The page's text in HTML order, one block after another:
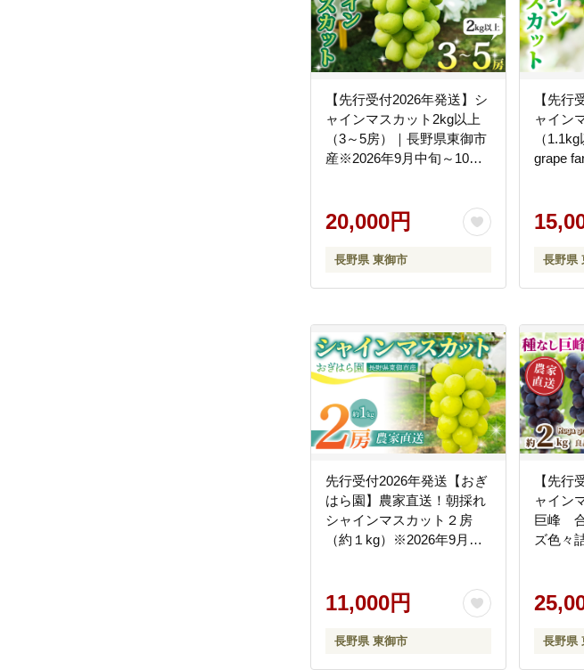
【先行受付2026年発送】シ
ャインマスカット2kg以上
（3～5房）｜長野県東御市
産※2026年9月中旬～10月
20,000円
長野県 東御市
【先行
ャイン
（
grape
長野県
先行受付2026年発送【おぎ
はら園】農家直送！朝採れ
シャインマスカット２房
（約１kg）※2026年9月下
11,000円
長野県 東御市
【先行
ャイン
巨峰
ズ色々
み｜
長野県